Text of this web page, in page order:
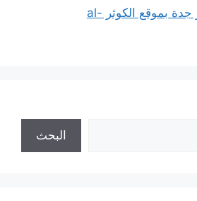
اهم خدمات نجار جدة بموقع الكوثر al-
البحث